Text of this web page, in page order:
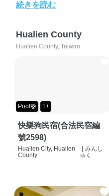
続きを読む
Hualien County
Hualien County, Taiwan
Pool🛟 1+
快樂狗民宿(合法民宿編
號2598)
Hualien City, Hualien
County
みんし
ゅく